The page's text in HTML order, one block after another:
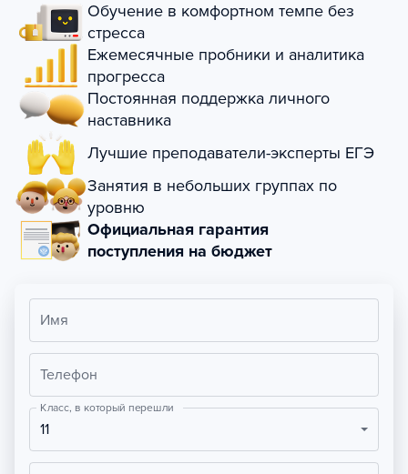
Обучение в комфортном темпе без
стресса
Ежемесячные пробники и аналитика
прогресса
Постоянная поддержка личного
наставника
Лучшие преподаватели-эксперты ЕГЭ
Занятия в небольших группах по
уровню
Официальная гарантия
поступления на бюджет
Имя
Телефон
Класс, в который перешли
11